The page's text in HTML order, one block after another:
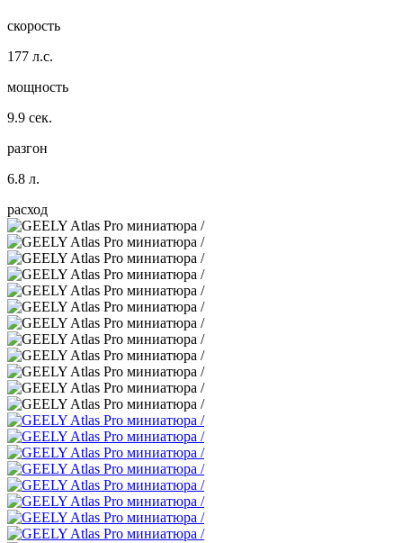
скорость
177 л.с.
мощность
9.9 сек.
разгон
6.8 л.
расход